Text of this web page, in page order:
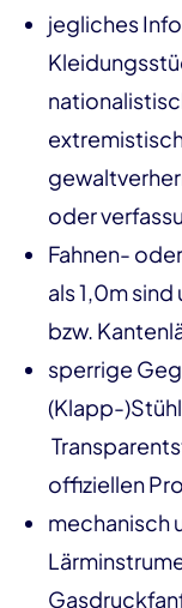
jegliches
oder
Fahnen-
als 1,0m
bzw.
sperrige
(Klapp-
offiziellen
mechanisch